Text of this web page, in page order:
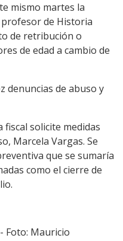
mismo martes la
de Historia
de retribución o
de edad a cambio de
denuncias de abuso y
fiscal solicite medidas
Marcela Vargas. Se
que se sumaría
como el cierre de
Foto: Mauricio